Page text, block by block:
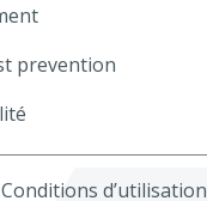
prevention
Conditions d’utilisation